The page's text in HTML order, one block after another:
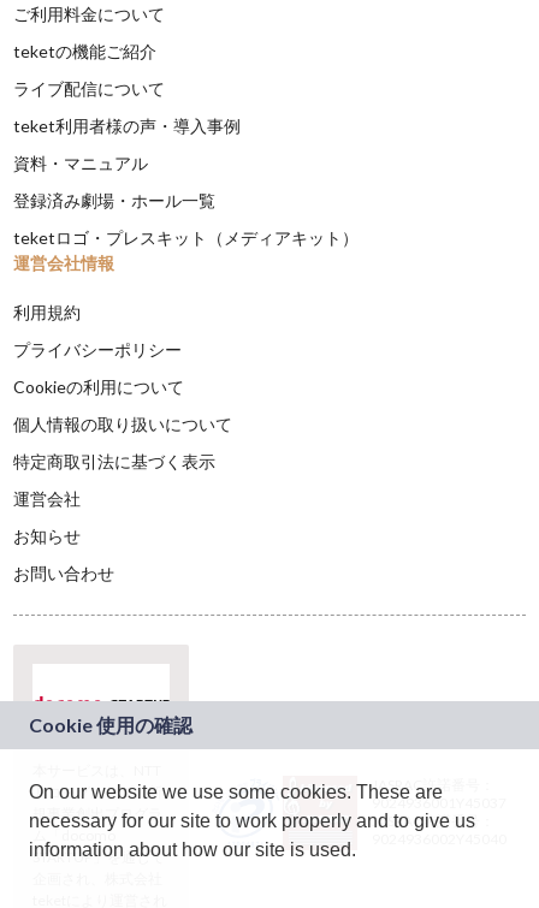
ご利用料金について
teketの機能ご紹介
ライブ配信について
teket利用者様の声・導入事例
資料・マニュアル
登録済み劇場・ホール一覧
teketロゴ・プレスキット（メディアキット）
運営会社情報
利用規約
プライバシーポリシー
Cookieの利用について
個人情報の取り扱いについて
特定商取引法に基づく表示
運営会社
お知らせ
お問い合わせ
ドコモグループの新
規事業創出プログラ
ム「docomo
STARTUP」を通じて
JASRAC許諾番号：
9024936001Y45037
JASRAC許諾番号：
On our website we use some cookies. These are
necessary for our site to work properly and to give us
information about how our site is used.